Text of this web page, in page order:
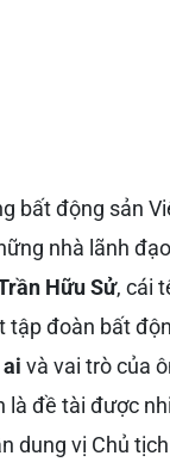
bất động sản
nhà lãnh
Hữu Sử, cái
tập đoàn bất
và vai trò của
là đề tài được
dung vị Chủ